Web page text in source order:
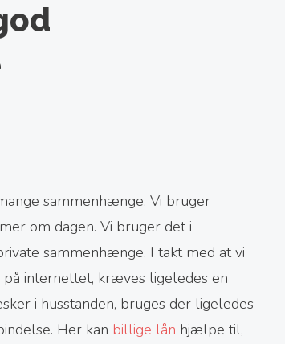
sammenhænge. Vi bruger
om dagen. Vi bruger det i
sammenhænge. I takt med at vi
internettet, kræves ligeledes en
i husstanden, bruges der ligeledes
Her kan billige lån hjælpe til,